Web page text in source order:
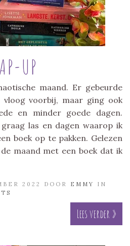
UP
maand. Er gebeurde
vloog voorbij, maar ging ook
en minder goede dagen.
las en dagen waarop ik
boek op te pakken. Gelezen
maand met een boek dat ik
2022 DOOR EMMY
IN
Lees verder »